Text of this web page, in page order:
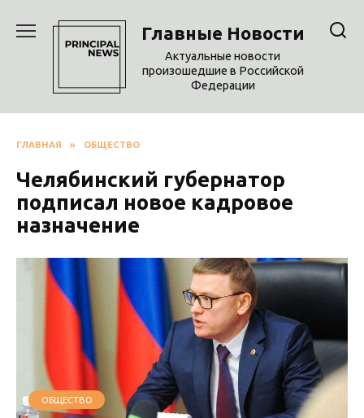
содержанию
Главные Новости
Актуальные новости
произошедшие в Российской
Федерации
ГЛАВНАЯ » ОБЩЕСТВО
Челябинский губернатор
подписал новое кадровое
назначение
ОБЩЕСТВО